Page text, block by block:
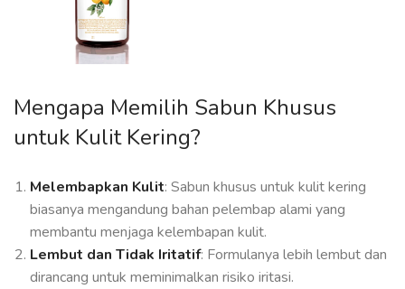
Mengapa Memilih Sabun Khusus
untuk Kulit Kering?
Melembapkan Kulit: Sabun khusus untuk kulit kering
biasanya mengandung bahan pelembap alami yang
membantu menjaga kelembapan kulit.
Lembut dan Tidak Iritatif: Formulanya lebih lembut dan
dirancang untuk meminimalkan risiko iritasi.